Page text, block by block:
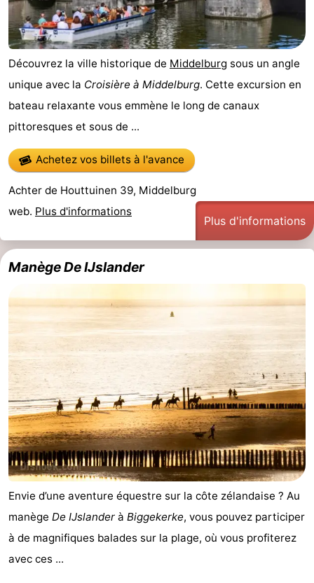
Découvrez la ville historique de Middelburg sous un angle
unique avec la Croisière à Middelburg. Cette excursion en
bateau relaxante vous emmène le long de canaux
pittoresques et sous de ...
Achetez vos billets à l'avance
Achter de Houttuinen 39, Middelburg
web. Plus d'informations
Plus d'informations
Manège De IJslander
Envie d’une aventure équestre sur la côte zélandaise ? Au
manège De IJslander à Biggekerke, vous pouvez participer
à de magnifiques balades sur la plage, où vous profiterez
avec ces ...